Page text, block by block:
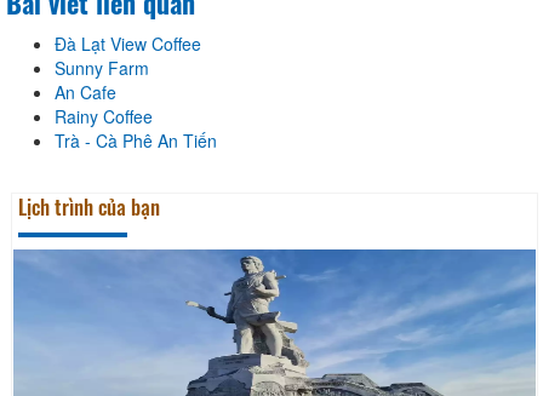
Đà Lạt View Coffee
Sunny Farm
An Cafe
Rainy Coffee
Trà - Cà Phê An Tiến
Lịch trình của bạn